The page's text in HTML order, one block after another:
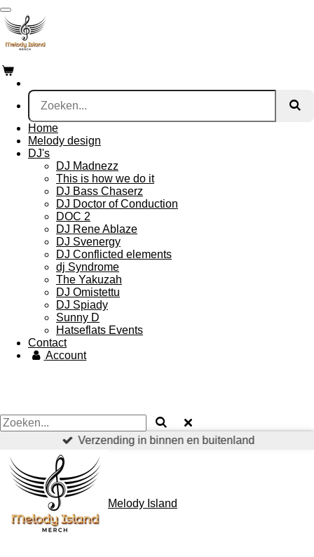
Ga
direct
naar
de
Home
Melody design
DJ's
DJ Madnezz
This is how we do it
DJ Bass Chaserz
DJ Doctor of Conduction
DOC 2
DJ Rene Ablaze
DJ Svenergy
DJ Conflicted elements
dj Syndrome
The Yakuzah
DJ Omistettu
DJ Spiady
Sunny D
Hatseflats Events
Contact
Account
Verzending in binnen en buitenland
Melody Island